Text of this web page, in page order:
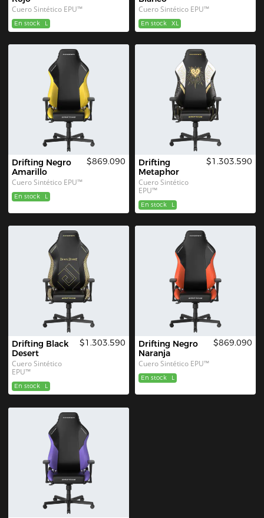
Cuero Sintético EPU™
En stock L
Cuero Sintético EPU™
En stock XL
Drifting Negro
Amarillo
Cuero Sintético EPU™
$869.090
En stock L
Drifting
Metaphor
Cuero Sintético
EPU™
$1.303.590
En stock L
Drifting Black
Desert
Cuero Sintético
EPU™
$1.303.590
En stock L
Drifting Negro
Naranja
Cuero Sintético EPU™
$869.090
En stock L